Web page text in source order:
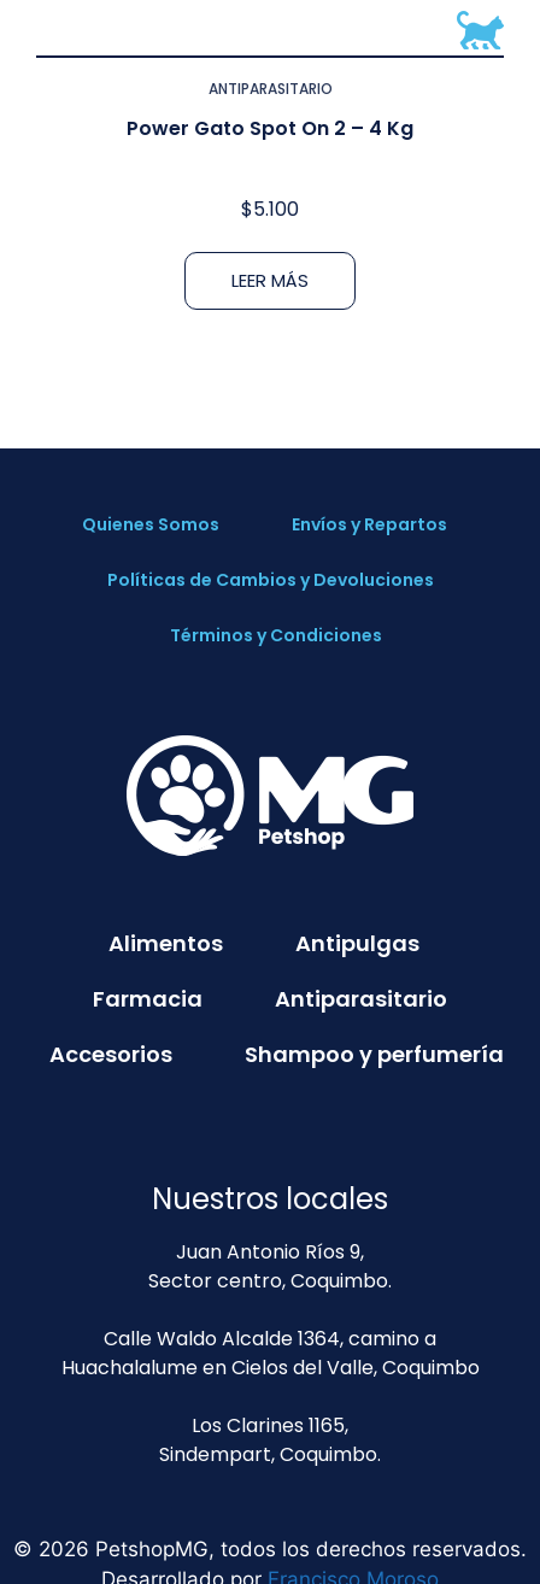
ANTIPARASITARIO
Power Gato Spot On 2 – 4 Kg
$5.100
LEER MÁS
Quienes Somos Envíos y Repartos
Políticas de Cambios y Devoluciones
Términos y Condiciones
Alimentos
Antipulgas
Farmacia
Antiparasitario
Accesorios
Shampoo y perfumería
Nuestros locales
Juan Antonio Ríos 9,
Sector centro, Coquimbo.
Calle Waldo Alcalde 1364, camino a
Huachalalume en Cielos del Valle, Coquimbo
Los Clarines 1165,
Sindempart, Coquimbo.
© 2026 PetshopMG, todos los derechos reservados.